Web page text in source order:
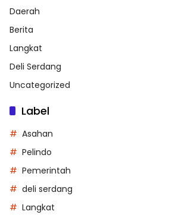
Daerah
Berita
Langkat
Deli Serdang
Uncategorized
Label
Asahan
Pelindo
Pemerintah
deli serdang
Langkat